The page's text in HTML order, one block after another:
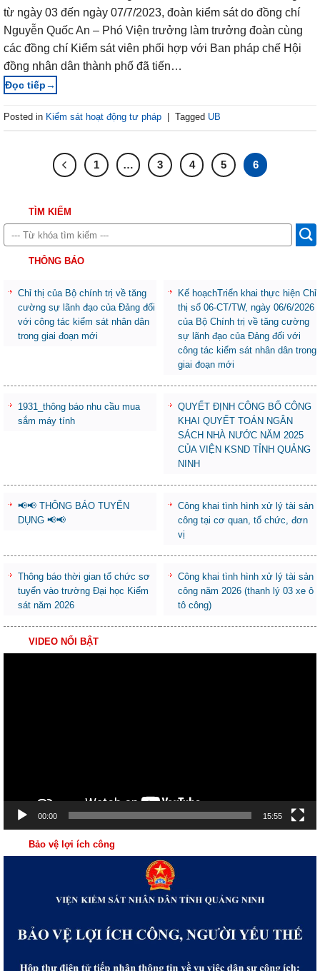
từ ngày 03 đến ngày 07/7/2023, đoàn kiểm sát do đồng chí
Nguyễn Quốc An – Phó Viện trưởng làm trưởng đoàn cùng
các đồng chí Kiểm sát viên phối hợp với Ban pháp chế Hội
đồng nhân dân thành phố đã tiến…
→
Posted in Kiểm sát hoạt động tư pháp Tagged UB
1 … 3 4 5 6
TÌM KIẾM
THÔNG BÁO
Chỉ thị của Bộ chính trị về tăng
cường sự lãnh đạo của Đảng đối
với công tác kiểm sát nhân dân
trong giai đoạn mới
Kế hoạchTriển khai thực hiện Chỉ
thị số 06-CT/TW, ngày 06/6/2026
của Bộ Chính trị về tăng cường
sự lãnh đạo của Đảng đối với
công tác kiểm sát nhân dân trong
giai đoạn mới
1931_thông báo nhu cầu mua
sắm máy tính
QUYẾT ĐỊNH CÔNG BỐ CÔNG
KHAI QUYẾT TOÁN NGÂN
SÁCH NHÀ NƯỚC NĂM 2025
CỦA VIỆN KSND TỈNH QUẢNG
NINH
📢📢 THÔNG BÁO TUYỂN
DỤNG 📢📢
Công khai tình hình xử lý tài sản
công tại cơ quan, tổ chức, đơn
vị
Thông báo thời gian tổ chức sơ
tuyển vào trường Đại học Kiểm
sát năm 2026
Công khai tình hình xử lý tài sản
công năm 2026 (thanh lý 03 xe ô
tô công)
VIDEO NỔI BẬT
00:00 15:55
Bảo vệ lợi ích công